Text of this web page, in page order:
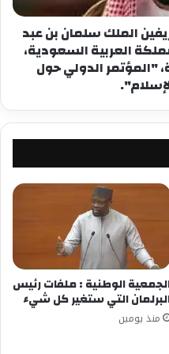
الشاب وقبوله دون
السفر إلى بلاد
الملك سلمان بن عبد
العربية السعودية،
"المؤتمر الدولي حول
الوطنية : ملفات رئيس
التي ستغير كل شيء
منذ يومين